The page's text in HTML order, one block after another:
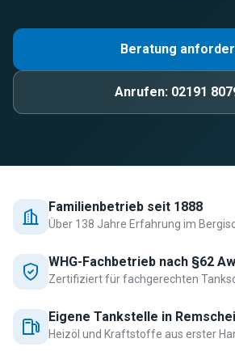
Beratung
Anrufen: 02191
Familienbetrieb seit 1888
Über 138 Jahre Erfahrung im
WHG-Fachbetrieb nach §62
Zertifiziert für fachgerechten
Eigene Tankstelle in
Heizöl und Kraftstoffe aus erster